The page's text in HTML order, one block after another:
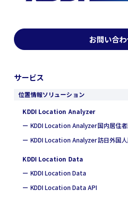
お問い合
サービス
位置情報ソリューション
KDDI Location Analyzer
ー KDDI Location Analyzer国内居住
ー KDDI Location Analyzer訪日外国
KDDI Location Data
ー KDDI Location Data
ー KDDI Location Data API